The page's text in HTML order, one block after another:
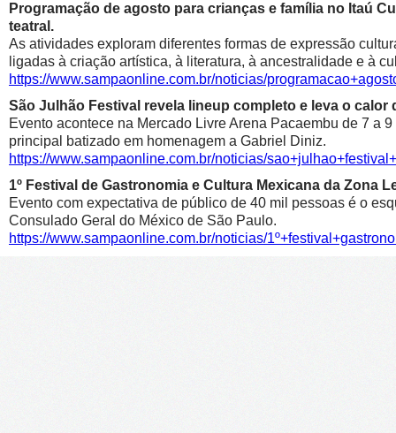
Programação de agosto para crianças e família no Itaú
teatral.
As atividades exploram diferentes formas de expressão
ligadas à criação artística, à literatura, à ancestralidade e à
https://www.sampaonline.com.br/noticias/
São Julhão Festival revela lineup completo e leva o calor
Evento acontece na Mercado Livre Arena Pacaembu de 7 a
principal batizado em homenagem a Gabriel Diniz.
https://www.sampaonline.com.br/noticias/
1º Festival de Gastronomia e Cultura Mexicana da Zona
Evento com expectativa de público de 40 mil pessoas é o
Consulado Geral do México de São Paulo.
https://www.sampaonline.com.br/noticias/